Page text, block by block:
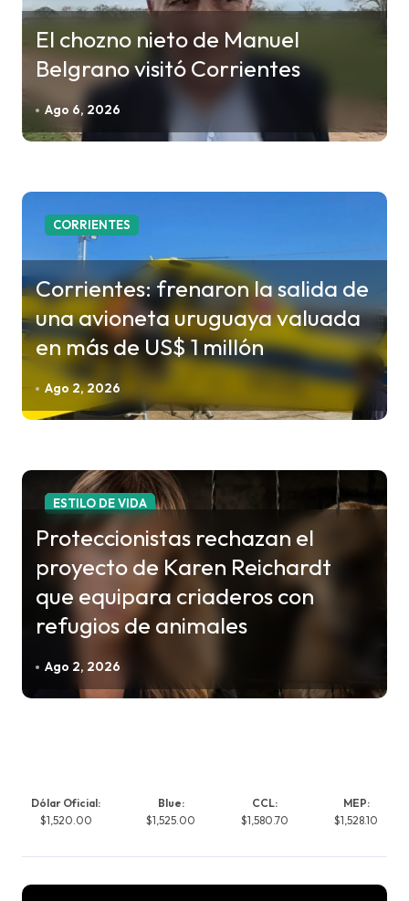
n
e
a
a
s
El chozno nieto de Manuel
Belgrano visitó Corrientes
Ago 6, 2026
CORRIENTES
Corrientes: frenaron la salida de
una avioneta uruguaya valuada
en más de US$ 1 millón
Ago 2, 2026
ESTILO DE VIDA
Proteccionistas rechazan el
proyecto de Karen Reichardt
que equipara criaderos con
refugios de animales
Ago 2, 2026
Dólar Oficial:
$1,520.00
Blue:
$1,525.00
CCL:
$1,580.70
MEP:
$1,528.10